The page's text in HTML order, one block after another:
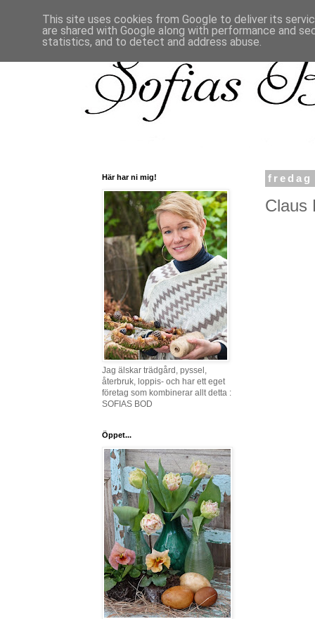
fredag
Claus
Här har ni mig!
Jag älskar trädgård, pyssel,
återbruk, loppis- och har ett eget
företag som kombinerar allt detta :
SOFIAS BOD
Öppet...
This site uses cookies from Google to deliver its
are shared with Google along with performance and
statistics, and to detect and address abuse.